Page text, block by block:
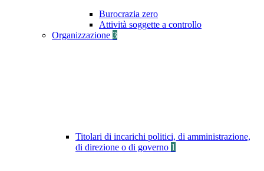
Burocrazia zero
Attività soggette a controllo
Organizzazione 3
Titolari di incarichi politici, di amministrazione,
di direzione o di governo 1